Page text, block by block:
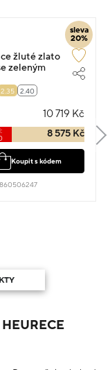
sleva
20%
žluté zlato
zeleným
1.6cm 2.35g
2.35 2.40
10 719 Kč
8 575 Kč
Koupit s kódem